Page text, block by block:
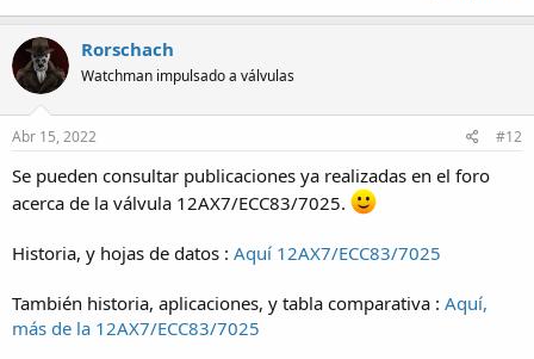
Rorschach
Watchman impulsado a válvulas
Abr 15, 2022 #12
Se pueden consultar publicaciones ya realizadas en el foro
acerca de la válvula 12AX7/ECC83/7025.
Historia, y hojas de datos : Aquí 12AX7/ECC83/7025
También historia, aplicaciones, y tabla comparativa : Aquí,
más de la 12AX7/ECC83/7025